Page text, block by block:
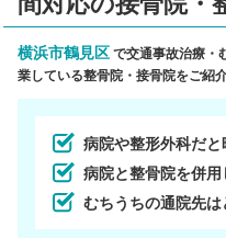
横浜市鶴見区 で交通事故治療・
業している整骨院・接骨院をご紹
病院や整形外科だ
病院と整骨院を併用
むちうちの通院先